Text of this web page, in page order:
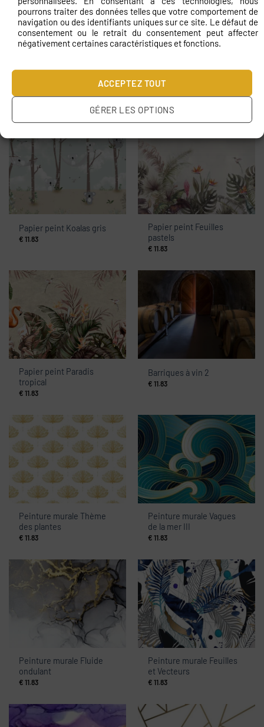
pourrons traiter des données telles que votre comportement de
navigation ou des identifiants uniques sur ce site. Le défaut de
consentement ou le retrait du consentement peut affecter
négativement certaines caractéristiques et fonctions.
ACCEPTEZ TOUT
GÉRER LES OPTIONS
Papier peint Animaux
Papier peint Forêt
Papier peint Koalas gris
€ 11.83
Papier peint Feuilles
pastels
€ 11.83
Papier peint Paradis
tropical
€ 11.83
Barriques à vin 2
€ 11.83
Peinture murale Thème
des plantes
€ 11.83
Peinture murale Vagues
de la mer III
€ 11.83
Peinture murale Fluide
ondulant
€ 11.83
Peinture murale Feuilles
et Vecteurs
€ 11.83